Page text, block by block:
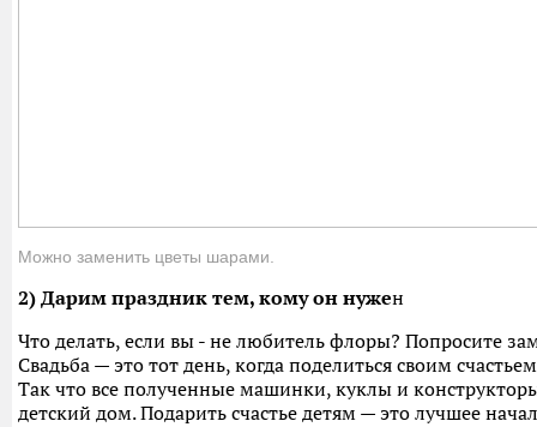
Можно заменить цветы шарами.
2) Дарим праздник тем, кому он нужен
Что делать, если вы - не любитель флоры? Попросите
Свадьба — это тот день, когда поделиться своим
Так что все полученные машинки, куклы и
детский дом. Подарить счастье детям — это лучшее